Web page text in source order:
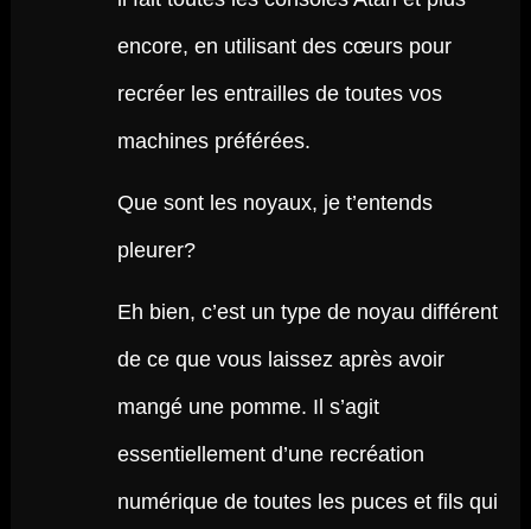
encore, en utilisant des cœurs pour
recréer les entrailles de toutes vos
machines préférées.
Que sont les noyaux, je t’entends
pleurer?
Eh bien, c’est un type de noyau différent
de ce que vous laissez après avoir
mangé une pomme. Il s’agit
essentiellement d’une recréation
numérique de toutes les puces et fils qui